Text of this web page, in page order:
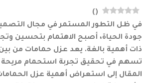
(
)
في ظل التطور المستمر في مجال
جودة الحياة، أصبح الاهتمام بتحسين
ذات أهمية بالغة. يعد عزل حمامات من بين
تسهم في تحقيق تجربة استحمام
المقال إلى استعراض أهمية عزل